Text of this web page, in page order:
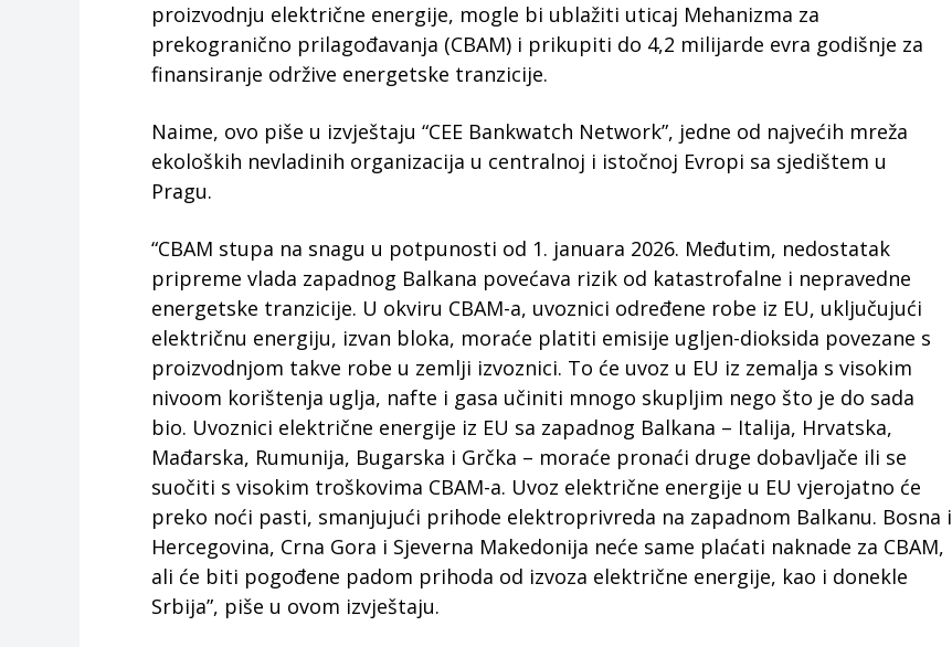
proizvodnju električne energije, mogle bi ublažiti uticaj Mehanizma za
prekogranično prilagođavanja (CBAM) i prikupiti do 4,2 milijarde evra godišnje za
finansiranje održive energetske tranzicije.
Naime, ovo piše u izvještaju “CEE Bankwatch Network”, jedne od najvećih mreža
ekoloških nevladinih organizacija u centralnoj i istočnoj Evropi sa sjedištem u
Pragu.
“CBAM stupa na snagu u potpunosti od 1. januara 2026. Međutim, nedostatak
pripreme vlada zapadnog Balkana povećava rizik od katastrofalne i nepravedne
energetske tranzicije. U okviru CBAM-a, uvoznici određene robe iz EU, uključujući
električnu energiju, izvan bloka, moraće platiti emisije ugljen-dioksida povezane s
proizvodnjom takve robe u zemlji izvoznici. To će uvoz u EU iz zemalja s visokim
nivoom korištenja uglja, nafte i gasa učiniti mnogo skupljim nego što je do sada
bio. Uvoznici električne energije iz EU sa zapadnog Balkana – Italija, Hrvatska,
Mađarska, Rumunija, Bugarska i Grčka – moraće pronaći druge dobavljače ili se
suočiti s visokim troškovima CBAM-a. Uvoz električne energije u EU vjerojatno će
preko noći pasti, smanjujući prihode elektroprivreda na zapadnom Balkanu. Bosna i
Hercegovina, Crna Gora i Sjeverna Makedonija neće same plaćati naknade za CBAM,
ali će biti pogođene padom prihoda od izvoza električne energije, kao i donekle
Srbija”, piše u ovom izvještaju.